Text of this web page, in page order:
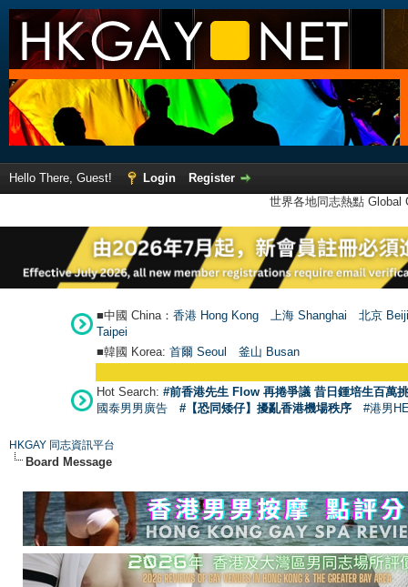
Hello There, Guest! Login
Register
世界各地同志熱點
■中國 China： 香港 Hong Kong 上海 Shanghai
北京
Taipei
■韓國 Korea: 首爾 Seoul 釜山 Busan
Hot Search: #前香港先生 Flow 再捲爭議 昔日鍾培生百萬
國泰男男廣告
#【恐同矮仔】擾亂香港機場秩序 #港男
HKGAY 同志資訊平台
Board Message